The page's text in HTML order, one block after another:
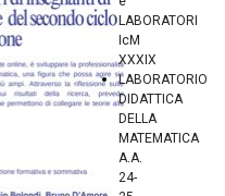
LABORATORI
IcM
XXXIX
LABORATORIO
DIDATTICA
DELLA
MATEMATICA
A.A.
24-